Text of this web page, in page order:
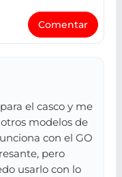
Comentar
el casco y me
modelos de
con el GO
pero
usarlo con lo